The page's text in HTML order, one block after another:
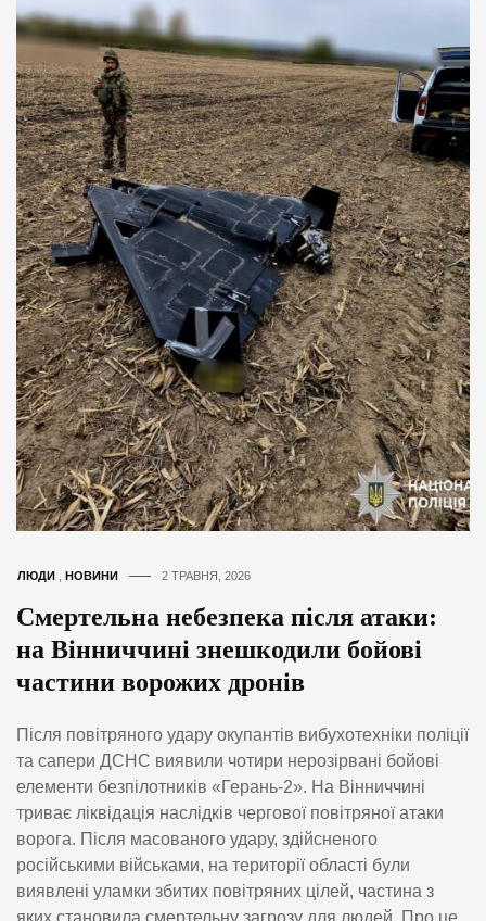
ЛЮДИ НОВИНИ 2 ТРАВНЯ, 2026
Смертельна небезпека після атаки:
на Вінниччині знешкодили бойові
частини ворожих дронів
Після повітряного удару окупантів вибухотехніки поліції
та сапери ДСНС виявили чотири нерозірвані бойові
елементи безпілотників «Герань-2». На Вінниччині
триває ліквідація наслідків чергової повітряної атаки
ворога. Після масованого удару, здійсненого
російськими військами, на території області були
виявлені уламки збитих повітряних цілей, частина з
яких становила смертельну загрозу для людей. Про це